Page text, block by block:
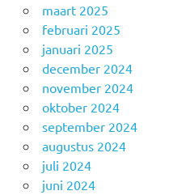
maart 2025
februari 2025
januari 2025
december 2024
november 2024
oktober 2024
september 2024
augustus 2024
juli 2024
juni 2024